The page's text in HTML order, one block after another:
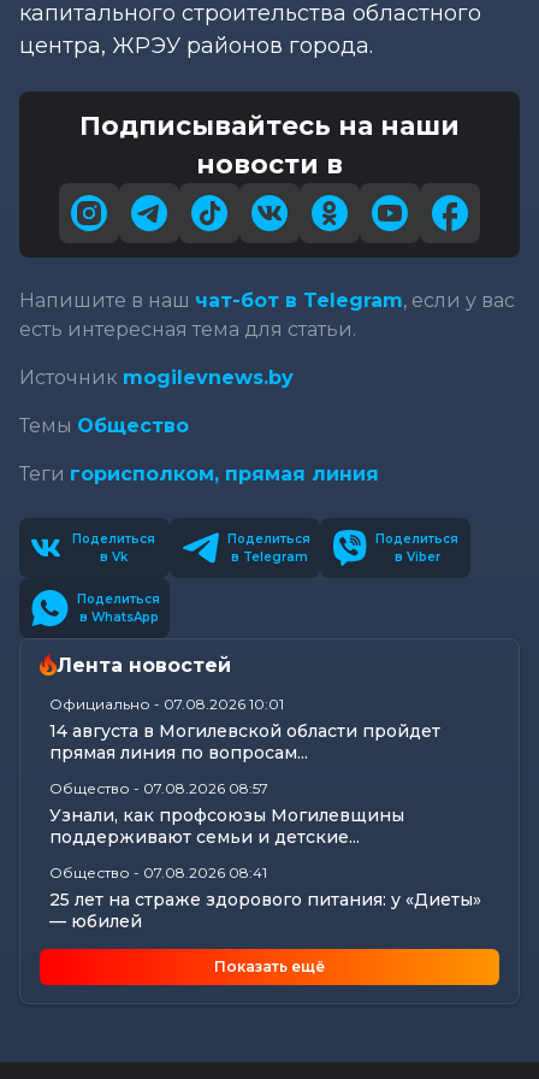
капитального строительства областного
центра, ЖРЭУ районов города.
Подписывайтесь на наши
новости в
Напишите в наш чат-бот в Telegram, если у вас
есть интересная тема для статьи.
Источник mogilevnews.by
Темы Общество
Теги горисполком, прямая линия
Поделиться
в Vk
Поделиться
в Telegram
Поделиться
в Viber
Поделиться
в WhatsApp
Лента новостей
Официально - 07.08.2026 10:01
14 августа в Могилевской области пройдет
прямая линия по вопросам...
Общество - 07.08.2026 08:57
Узнали, как профсоюзы Могилевщины
поддерживают семьи и детские...
Общество - 07.08.2026 08:41
25 лет на страже здорового питания: у «Диеты»
— юбилей
Звездный расклад: к чему готовиться всем
знакам зодиака 8 августа
Как Могилевщина принимает молодых врачей
Показать ещё